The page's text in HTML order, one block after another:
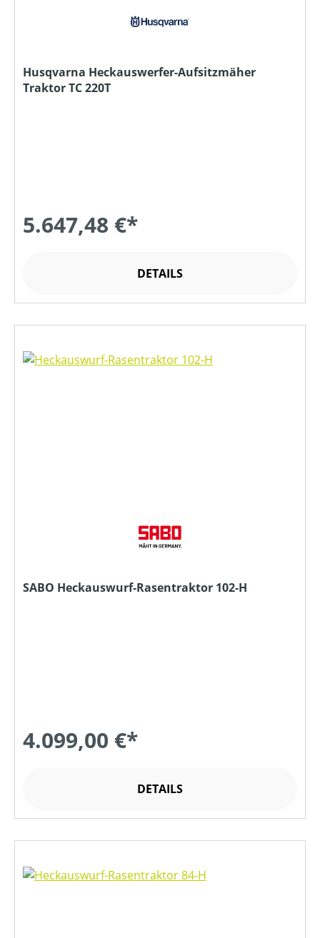
Husqvarna Heckauswerfer-Aufsitzmäher
Traktor TC 220T
5.647,48 €*
DETAILS
SABO Heckauswurf-Rasentraktor 102-H
4.099,00 €*
DETAILS